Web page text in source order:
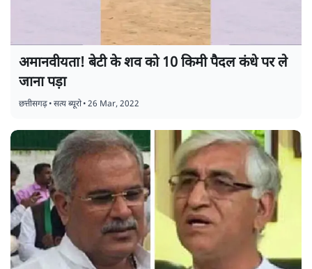
अमानवीयता! बेटी के शव को 10 किमी पैदल कंधे पर ले
जाना पड़ा
छत्तीसगढ़•सत्य ब्यूरो•26 Mar, 2022